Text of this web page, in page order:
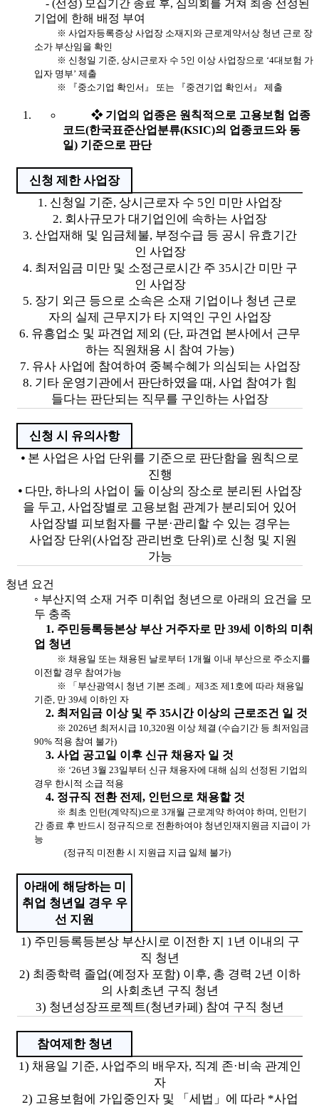
- (선정) 모집기간 종료 후, 심의회를 거쳐 최종 선정된
기업에 한해 배정 부여
※ 사업자등록증상 사업장 소재지와 근로계약서상 청년 근로 장
소가 부산임을 확인
※ 신청일 기준, 상시근로자 수 5인 이상 사업장으로 ‘4대보험 가
입자 명부’ 제출
※ 『중소기업 확인서』 또는 『중견기업 확인서』 제출
❖ 기업의 업종은 원칙적으로 고용보험 업종
코드(한국표준산업분류(KSIC)의 업종코드와 동
일) 기준으로 판단
신청 제한 사업장
1. 신청일 기준, 상시근로자 수 5인 미만 사업장
2. 회사규모가 대기업인에 속하는 사업장
3. 산업재해 및 임금체불, 부정수급 등 공시 유효기간
인 사업장
4. 최저임금 미만 및 소정근로시간 주 35시간 미만 구
인 사업장
5. 장기 외근 등으로 소속은 소재 기업이나 청년 근로
자의 실제 근무지가 타 지역인 구인 사업장
6. 유흥업소 및 파견업 제외 (단, 파견업 본사에서 근무
하는 직원채용 시 참여 가능)
7. 유사 사업에 참여하여 중복수혜가 의심되는 사업장
8. 기타 운영기관에서 판단하였을 때, 사업 참여가 힘
들다는 판단되는 직무를 구인하는 사업장
신청 시 유의사항
⦁ 본 사업은 사업 단위를 기준으로 판단함을 원칙으로
진행
⦁ 다만, 하나의 사업이 둘 이상의 장소로 분리된 사업장
을 두고, 사업장별로 고용보험 관계가 분리되어 있어
사업장별 피보험자를 구분·관리할 수 있는 경우는
사업장 단위(사업장 관리번호 단위)로 신청 및 지원
가능
청년 요건
◦ 부산지역 소재 거주 미취업 청년으로 아래의 요건을 모
두 충족
1. 주민등록등본상 부산 거주자로 만 39세 이하의 미취
업 청년
※ 채용일 또는 채용된 날로부터 1개월 이내 부산으로 주소지를
이전할 경우 참여가능
※ 「부산광역시 청년 기본 조례」제3조 제1호에 따라 채용일
기준, 만 39세 이하인 자
2. 최저임금 이상 및 주 35시간 이상의 근로조건 일 것
※ 2026년 최저시급 10,320원 이상 체결 (수습기간 등 최저임금
90% 적용 참여 불가)
3. 사업 공고일 이후 신규 채용자 일 것
※ ‘26년 3월 23일부터 신규 채용자에 대해 심의 선정된 기업의
경우 한시적 소급 적용
4. 정규직 전환 전제, 인턴으로 채용할 것
※ 최초 인턴(계약직)으로 3개월 근로계약 하여야 하며, 인턴기
간 종료 후 반드시 정규직으로 전환하여야 청년인재지원금 지급이 가
능
(정규직 미전환 시 지원급 지급 일체 불가)
아래에 해당하는 미
취업 청년일 경우 우
선 지원
1) 주민등록등본상 부산시로 이전한 지 1년 이내의 구
직 청년
2) 최종학력 졸업(예정자 포함) 이후, 총 경력 2년 이하
의 사회초년 구직 청년
3) 청년성장프로젝트(청년카페) 참여 구직 청년
참여제한 청년
1) 채용일 기준, 사업주의 배우자, 직계 존·비속 관계인
자
2) 고용보험에 가입중인자 및 「세법」에 따라 *사업